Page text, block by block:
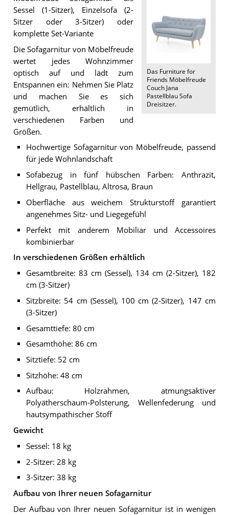
Das Furniture for
Friends Möbelfreude
Couch Jana
Pastellblau Sofa
Dreisitzer.
Sessel (1-Sitzer), Einzelsofa (2-
Sitzer oder 3-Sitzer) oder
komplette Set-Variante
Die Sofagarnitur von Möbelfreude
wertet jedes Wohnzimmer
optisch auf und lädt zum
Entspannen ein: Nehmen Sie Platz
und machen Sie es sich
gemütlich, erhältlich in
verschiedenen Farben und
Größen.
Hochwertige Sofagarnitur von Möbelfreude, passend
für jede Wohnlandschaft
Sofabezug in fünf hübschen Farben: Anthrazit,
Hellgrau, Pastellblau, Altrosa, Braun
Oberfläche aus weichem Strukturstoff garantiert
angenehmes Sitz- und Liegegefühl
Perfekt mit anderem Mobiliar und Accessoires
kombinierbar
In verschiedenen Größen erhältlich
Gesamtbreite: 83 cm (Sessel), 134 cm (2-Sitzer), 182
cm (3-Sitzer)
Sitzbreite: 54 cm (Sessel), 100 cm (2-Sitzer), 147 cm
(3-Sitzer)
Gesamttiefe: 80 cm
Gesamthöhe: 86 cm
Sitztiefe: 52 cm
Sitzhöhe: 48 cm
Aufbau: Holzrahmen, atmungsaktiver
Polyätherschaum-Polsterung, Wellenfederung und
hautsympathischer Stoff
Gewicht
Sessel: 18 kg
2-Sitzer: 28 kg
3-Sitzer: 38 kg
Aufbau von Ihrer neuen Sofagarnitur
Der Aufbau von Ihrer neuen Sofagarnitur ist in wenigen